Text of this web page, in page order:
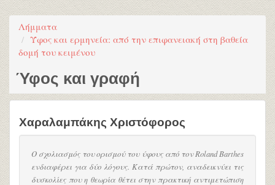
Λήμματα
Ύφος και ερμηνεία: από την επιφανειακή στη βαθεία
δομή του κειμένου
Ύφος και γραφή
Χαραλαμπάκης Χριστόφορος
Ο σχολιασμός του ορισμού του ύφους από τον Roland Barthes
ενδιαφέρει για δύο λόγους. Κατά πρώτον, αναδεικνύει τις
δυσκολίες που η θεωρία θέτει στην πρακτική αντιμετώπιση